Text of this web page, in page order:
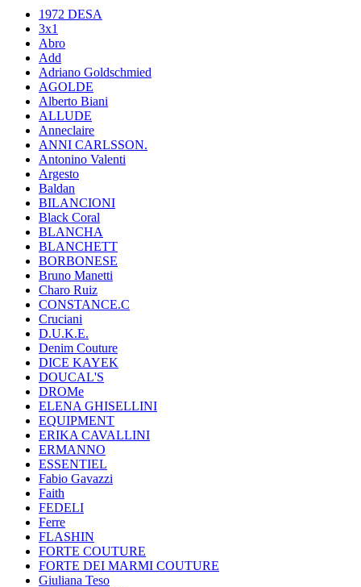
1972 DESA
3x1
Abro
Add
Adriano Goldschmied
AGOLDE
Alberto Biani
ALLUDE
Anneclaire
ANNI CARLSSON.
Antonino Valenti
Argesto
Baldan
BILANCIONI
Black Coral
BLANCHA
BLANCHETT
BORBONESE
Bruno Manetti
Charo Ruiz
CONSTANCE.C
Cruciani
D.U.K.E.
Denim Couture
DICE KAYEK
DOUCAL'S
DROMe
ELENA GHISELLINI
EQUIPMENT
ERIKA CAVALLINI
ERMANNO
ESSENTIEL
Fabio Gavazzi
Faith
FEDELI
Ferre
FLASHIN
FORTE COUTURE
FORTE DEI MARMI COUTURE
Giuliana Teso